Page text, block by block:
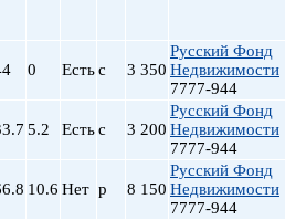
0 Естьс 3 350
Русский Фонд
Недвижимости
7777-944
5.2 Естьс 3 200
Русский Фонд
Недвижимости
7777-944
10.6 Нет р 8 150
Русский Фонд
Недвижимости
7777-944